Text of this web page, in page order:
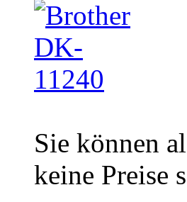
Sie können
keine Preise